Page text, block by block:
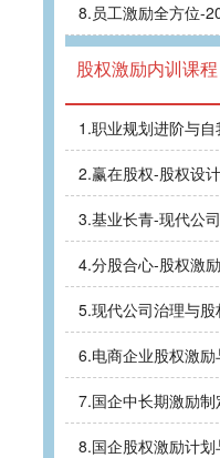
8.员工激励全方位-
股权激励内训课程
1.职业规划进阶与自
2.赢在股权-股权设
3.基业长青-现代公
4.分股合心-股权激
5.现代公司治理与股
6.电商企业股权激
7.国企中长期激励
8.国企股权激励计